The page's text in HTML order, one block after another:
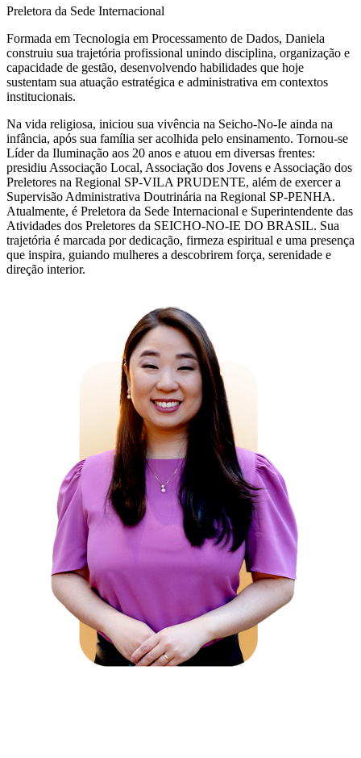
Preletora da Sede Internacional
Formada em Tecnologia em Processamento de Dados, Daniela
construiu sua trajetória profissional unindo disciplina, organização e
capacidade de gestão, desenvolvendo habilidades que hoje
sustentam sua atuação estratégica e administrativa em contextos
institucionais.
Na vida religiosa, iniciou sua vivência na Seicho-No-Ie ainda na
infância, após sua família ser acolhida pelo ensinamento. Tornou-se
Líder da Iluminação aos 20 anos e atuou em diversas frentes:
presidiu Associação Local, Associação dos Jovens e Associação dos
Preletores na Regional SP-VILA PRUDENTE, além de exercer a
Supervisão Administrativa Doutrinária na Regional SP-PENHA.
Atualmente, é Preletora da Sede Internacional e Superintendente das
Atividades dos Preletores da SEICHO-NO-IE DO BRASIL. Sua
trajetória é marcada por dedicação, firmeza espiritual e uma presença
que inspira, guiando mulheres a descobrirem força, serenidade e
direção interior.